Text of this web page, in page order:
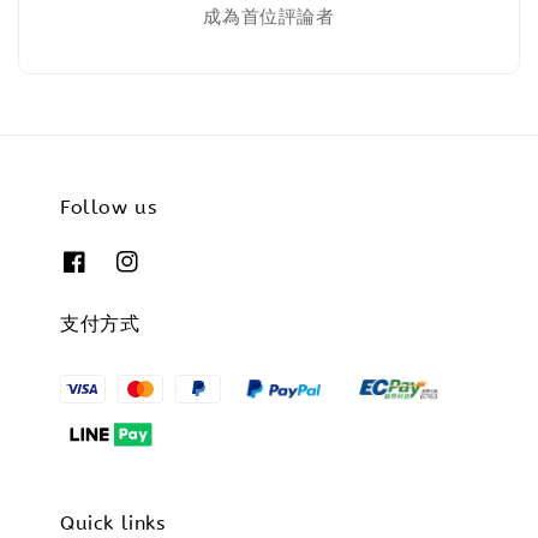
成為首位評論者
Follow us
支付方式
Quick links